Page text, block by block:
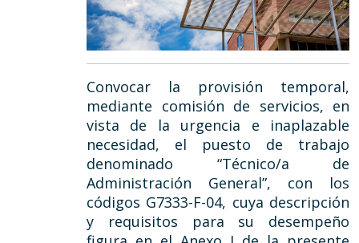
Convocar la provisión temporal,
mediante comisión de servicios, en
vista de la urgencia e inaplazable
necesidad, el puesto de trabajo
denominado “Técnico/a de
Administración General”, con los
códigos G7333-F-04, cuya descripción
y requisitos para su desempeño